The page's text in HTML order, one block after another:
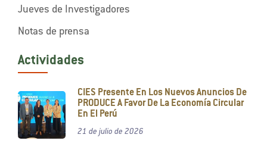
Jueves de Investigadores
Notas de prensa
Actividades
CIES Presente En Los Nuevos Anuncios De
PRODUCE A Favor De La Economía Circular
En El Perú
21 de julio de 2026